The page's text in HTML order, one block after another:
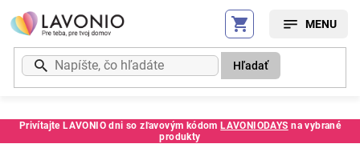
Prejsť
na
obsah
Privítajte LAVONIO dni so zľavovým kódom LAVONIODAYS na vybrané
produkty
Hľadať
Kód: 69790SC